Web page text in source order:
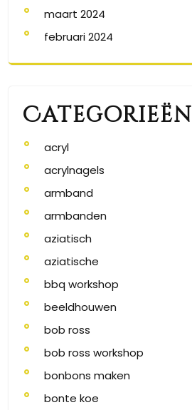
maart 2024
februari 2024
Categorieën
acryl
acrylnagels
armband
armbanden
aziatisch
aziatische
bbq workshop
beeldhouwen
bob ross
bob ross workshop
bonbons maken
bonte koe